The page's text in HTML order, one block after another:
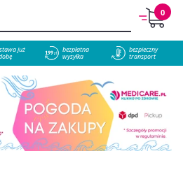
0
już bezpłatna
wysyłka
bezpieczny
transport